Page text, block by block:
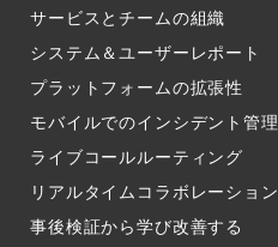
サービスとチームの組織​
システム＆ユーザーレポート​
プラットフォームの拡張性
モバイルでのインシデント管理​
ライブコールルーティング​
リアルタイムコラボレーション​
事後検証から学び改善する